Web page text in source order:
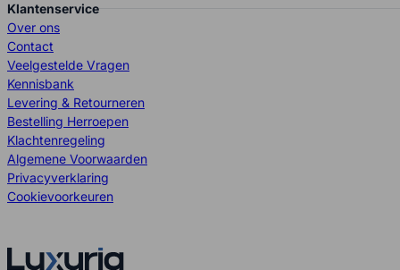
Klantenservice
Over ons
Contact
Veelgestelde Vragen
Kennisbank
Levering & Retourneren
Bestelling Herroepen
Klachtenregeling
Algemene Voorwaarden
Privacyverklaring
Cookievoorkeuren